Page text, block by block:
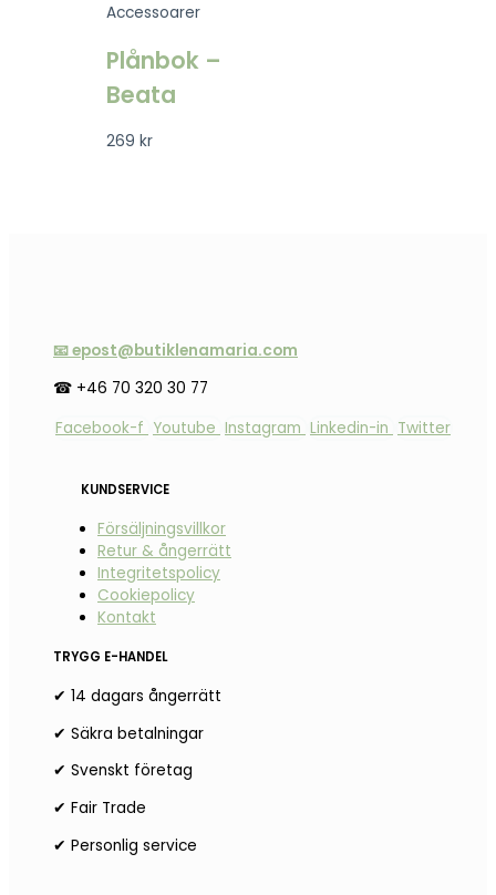
Accessoarer
Plånbok –
Beata
269kr
📧 epost@butiklenamaria.com
☎ +46 70 320 30 77
Facebook-f Youtube Instagram Linkedin-in Twitter
KUNDSERVICE
Försäljningsvillkor
Retur & ångerrätt
Integritetspolicy
Cookiepolicy
Kontakt
TRYGG E-HANDEL
✔ 14 dagars ångerrätt
✔ Säkra betalningar
✔ Svenskt företag
✔ Fair Trade
✔ Personlig service